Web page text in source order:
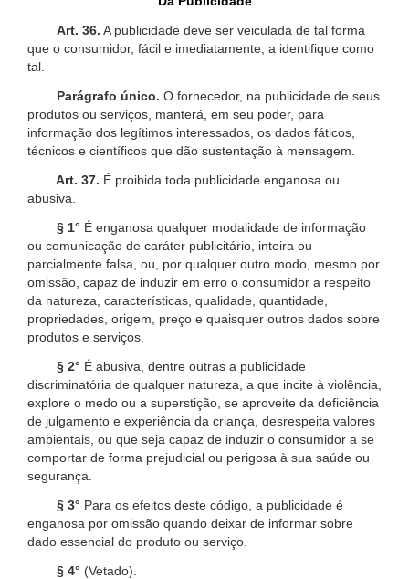
Art. 36. A publicidade deve ser veiculada de tal forma
que o consumidor, fácil e imediatamente, a identifique como
tal.
Parágrafo único. O fornecedor, na publicidade de seus
produtos ou serviços, manterá, em seu poder, para
informação dos legítimos interessados, os dados fáticos,
técnicos e científicos que dão sustentação à mensagem.
Art. 37. É proibida toda publicidade enganosa ou
abusiva.
§ 1° É enganosa qualquer modalidade de informação
ou comunicação de caráter publicitário, inteira ou
parcialmente falsa, ou, por qualquer outro modo, mesmo por
omissão, capaz de induzir em erro o consumidor a respeito
da natureza, características, qualidade, quantidade,
propriedades, origem, preço e quaisquer outros dados sobre
produtos e serviços.
§ 2° É abusiva, dentre outras a publicidade
discriminatória de qualquer natureza, a que incite à violência,
explore o medo ou a superstição, se aproveite da deficiência
de julgamento e experiência da criança, desrespeita valores
ambientais, ou que seja capaz de induzir o consumidor a se
comportar de forma prejudicial ou perigosa à sua saúde ou
segurança.
§ 3° Para os efeitos deste código, a publicidade é
enganosa por omissão quando deixar de informar sobre
dado essencial do produto ou serviço.
§ 4° (Vetado).